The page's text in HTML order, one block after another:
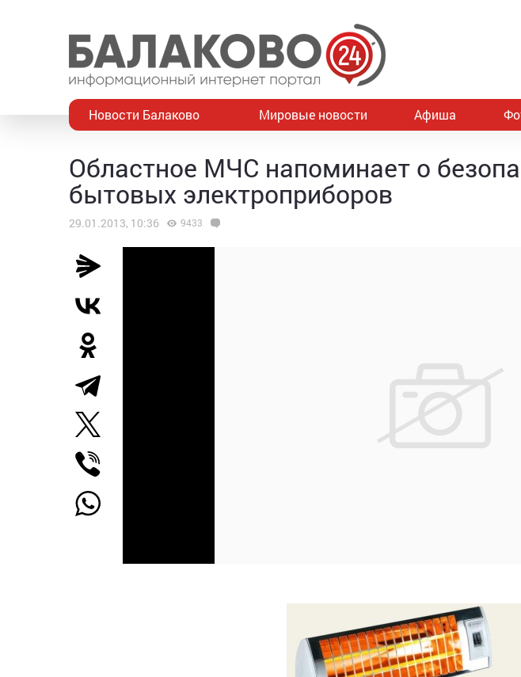
Новости Балаково Мировые новости Афиша
Областное МЧС напоминает о
бытовых электроприборов
29.01.2013, 10:36 9433